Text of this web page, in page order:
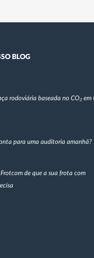
BLOG
rodoviária baseada no CO₂ em
para uma auditoria amanhã?
de que a sua frota com